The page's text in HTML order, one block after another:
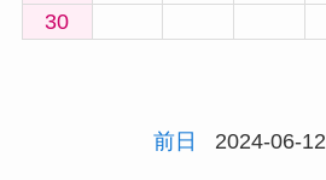
30
前日 2024-06-12